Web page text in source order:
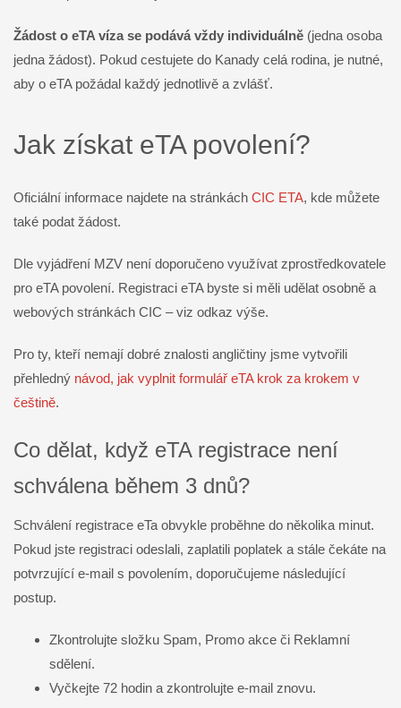
Žádost o eTA víza se podává vždy individuálně (jedna osoba
jedna žádost). Pokud cestujete do Kanady celá rodina, je nutné,
aby o eTA požádal každý jednotlivě a zvlášť.
Jak získat eTA povolení?
Oficiální informace najdete na stránkách CIC ETA, kde můžete
také podat žádost.
Dle vyjádření MZV není doporučeno využívat zprostředkovatele
pro eTA povolení. Registraci eTA byste si měli udělat osobně a
webových stránkách CIC – viz odkaz výše.
Pro ty, kteří nemají dobré znalosti angličtiny jsme vytvořili
přehledný návod, jak vyplnit formulář eTA krok za krokem v
češtině.
Co dělat, když eTA registrace není
schválena během 3 dnů?
Schválení registrace eTa obvykle proběhne do několika minut.
Pokud jste registraci odeslali, zaplatili poplatek a stále čekáte na
potvrzující e-mail s povolením, doporučujeme následující
postup.
Zkontrolujte složku Spam, Promo akce či Reklamní
sdělení.
Vyčkejte 72 hodin a zkontrolujte e-mail znovu.